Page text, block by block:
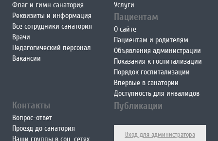
Флаг и гимн санатория
Реквизиты и информация
Все сотрудники санатория
Врачи
Педагогический персонал
Вакансии
Услуги
Пациентам
О сайте
Пациентам и родителям
Объявления администрации
Показания к госпитализации
Порядок госпитализации
Впервые в санатории
Доступность для инвалидов
Контакты
Вопрос-ответ
Проезд до санатория
Наши группы в соц. сетях
Публикации
Вход для администратора